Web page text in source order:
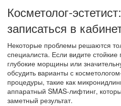
записаться в
Некоторые проблемы решаются
специалиста. Если видите
глубокие морщины или
обсудить варианты с
процедуры, такие как
аппаратный SMAS‑лифтинг,
заметный результат.